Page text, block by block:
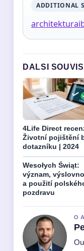
ADDITIONAL
DALSI
4Life Direct
Životní pojištění
dotazníku | 2024
Wesołych Świąt:
význam,
a použití
pozdravu
O